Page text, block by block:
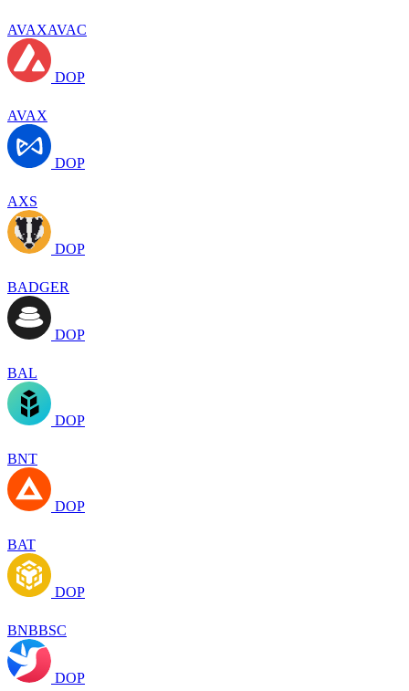
AVAXAVAC
DOP
AVAX
DOP
AXS
DOP
BADGER
DOP
BAL
DOP
BNT
DOP
BAT
DOP
BNBBSC
DOP